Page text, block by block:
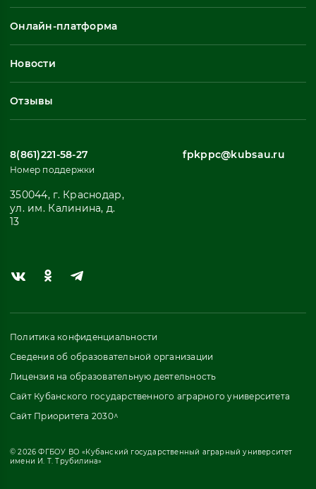
Профессиональное обучение
Все
Онлайн-платформа
Новости
Отзывы
8(861)221-58-27
Номер поддержки
fpkppc@kubsau.ru
350044, г. Краснодар,
ул. им. Калинина, д.
13
© 2026 ФГБОУ ВО «Кубанский государственный аграрный университет
имени И. Т. Трубилина»
Политика конфиденциальности
Сведения об образовательной организации
Лицензия на образовательную деятельность
Сайт Кубанского государственного аграрного университета
Сайт Приоритета 2030^